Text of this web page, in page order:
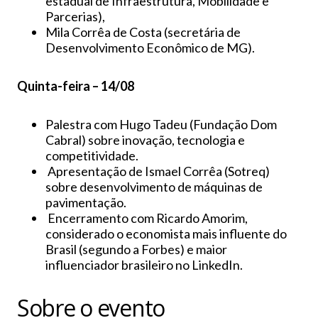
Parcerias),
Mila Corrêa de Costa (secretária de
Desenvolvimento Econômico de MG).
Quinta-feira – 14/08
Palestra com Hugo Tadeu (Fundação Dom
Cabral) sobre inovação, tecnologia e
competitividade.
Apresentação de Ismael Corrêa (Sotreq)
sobre desenvolvimento de máquinas de
pavimentação.
Encerramento com Ricardo Amorim,
considerado o economista mais influente do
Brasil (segundo a Forbes) e maior
influenciador brasileiro no LinkedIn.
Sobre o evento